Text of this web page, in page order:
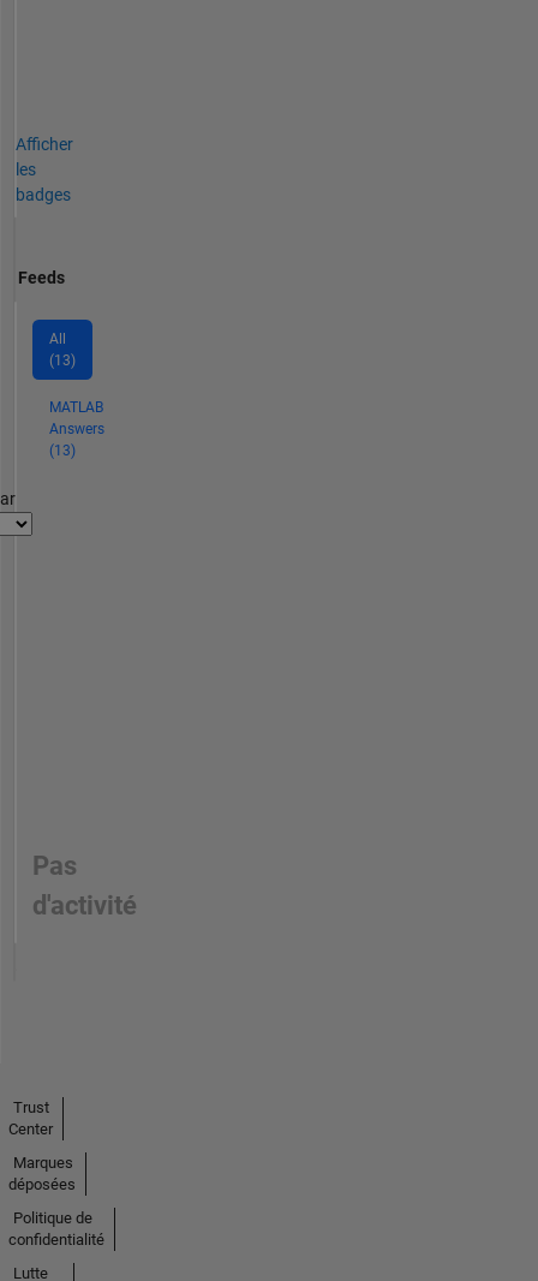
Afficher
les
badges
Feeds
All
(13)
MATLAB
Answers
(13)
Pas
d'activité
Trust
Center
Marques
déposées
Politique de
confidentialité
Lutte